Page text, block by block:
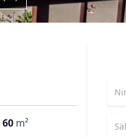
60 m²